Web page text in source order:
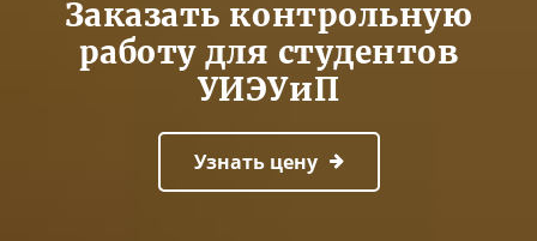
Заказать контрольную
работу для студентов
УИЭУиП
Узнать цену